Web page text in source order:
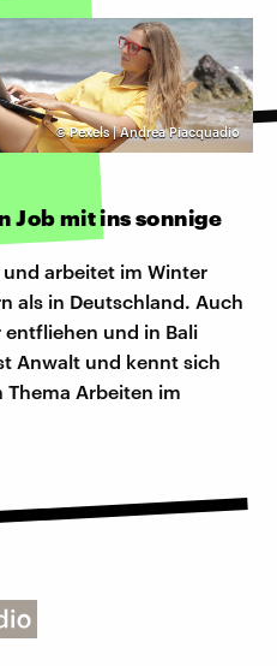
©Pexels | Andrea Piacquadio
Job mit ins sonnige
arbeitet im Winter
als in Deutschland. Auch
und in Bali
Anwalt und kennt sich
Arbeiten im